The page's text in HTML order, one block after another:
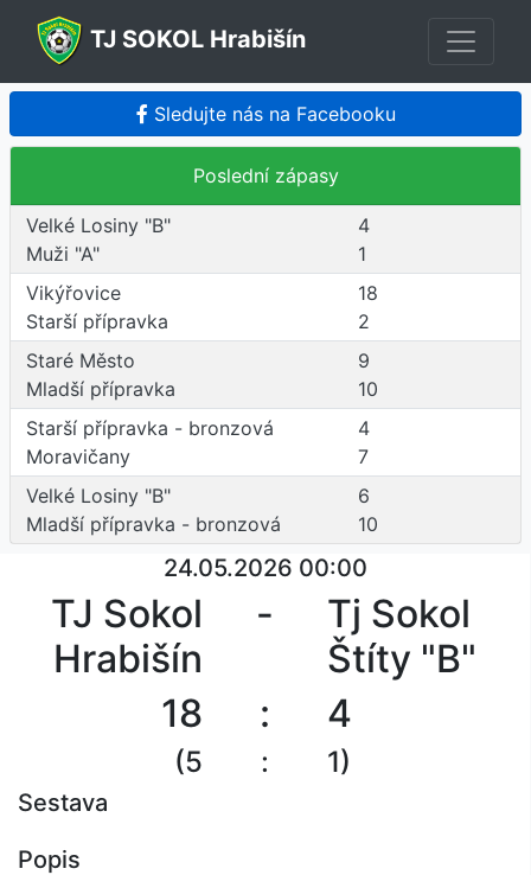
TJ SOKOL Hrabišín
Sledujte nás na Facebooku
Poslední zápasy
Velké Losiny "B"
4
Muži "A"
1
Vikýřovice
18
Starší přípravka
2
Staré Město
9
Mladší přípravka
10
Starší přípravka - bronzová
4
Moravičany
7
Velké Losiny "B"
6
Mladší přípravka - bronzová
10
24.05.2026 00:00
TJ Sokol
Hrabišín
-
Tj Sokol
Štíty "B"
18
: 4
(5 : 1)
Sestava
Popis